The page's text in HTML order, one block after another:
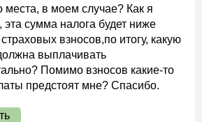
места, в моем случае? Как я
сумма налога будет ниже
взносов,по итогу, какую
выплачивать
Помимо взносов какие-то
предстоят мне? Спасибо.